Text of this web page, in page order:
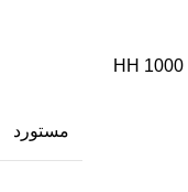
مستورد